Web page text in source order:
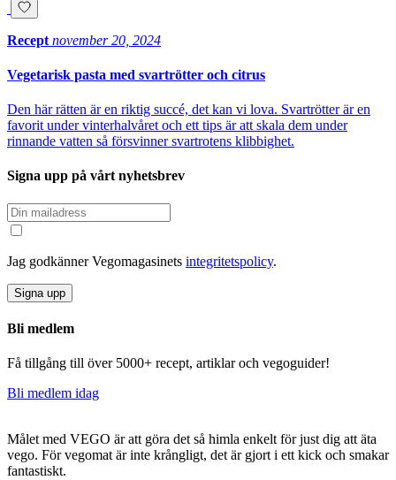
Recept november 20, 2024
Vegetarisk pasta med svartrötter och citrus
Den här rätten är en riktig succé, det kan vi lova. Svartrötter är en
favorit under vinterhalvåret och ett tips är att skala dem under
rinnande vatten så försvinner svartrotens klibbighet.
Signa upp på vårt nyhetsbrev
Jag godkänner Vegomagasinets integritetspolicy.
Signa upp
Bli medlem
Få tillgång till över 5000+ recept, artiklar och vegoguider!
Bli medlem idag
Målet med VEGO är att göra det så himla enkelt för just dig att äta
vego. För vegomat är inte krångligt, det är gjort i ett kick och smakar
fantastiskt.